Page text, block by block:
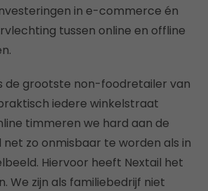
in e-commerce én
tussen online en offline
de grootste non-foodretailer van
iedere winkelstraat
timmeren we hard aan de
zo onmisbaar te worden als in
Hiervoor heeft Nextail het
We zijn als familiebedrijf niet